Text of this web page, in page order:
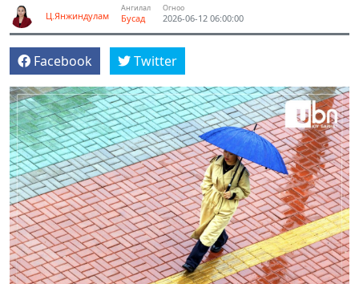
Ц.Янжиндулам
Ангилал
Бусад
Огноо
2026-06-12 06:00:00
Facebook Twitter